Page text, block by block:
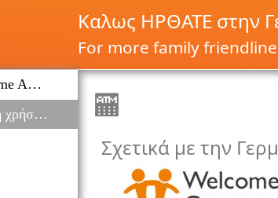
Καλως ΗΡΘΑΤΕ στην
For more family
Σχετικά με το Welcome App Γερμανία
Το περιεχόμενο και η χρήση του συστήματος
🏧
Σχετικά με την